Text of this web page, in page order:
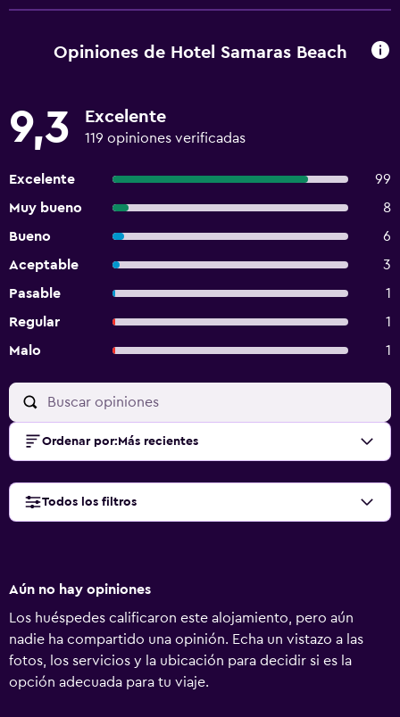
Opiniones de Hotel Samaras Beach
9,3 Excelente
119 opiniones verificadas
Excelente
99
Muy bueno
8
Bueno
6
Aceptable
3
Pasable
1
Regular
1
Malo
1
Ordenar por: Más recientes
Todos los filtros
Aún no hay opiniones
Los huéspedes calificaron este alojamiento, pero aún
nadie ha compartido una opinión. Echa un vistazo a las
fotos, los servicios y la ubicación para decidir si es la
opción adecuada para tu viaje.